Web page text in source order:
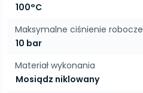
100°C
Maksymalne ciśnienie robocze
10 bar
Materiał wykonania
Mosiądz niklowany